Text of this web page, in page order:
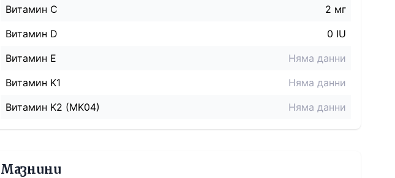
Витамин C
2 мг
Витамин D
0 IU
Витамин E
Няма данни
Витамин K1
Няма данни
Витамин K2 (MK04)
Няма данни
Мазнини